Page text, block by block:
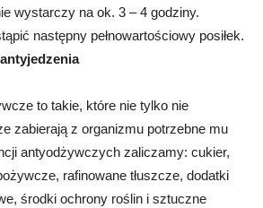
wystarczy na ok. 3 – 4 godziny.
następny pełnowartościowy posiłek.
to takie, które nie tylko nie
zabierają z organizmu potrzebne mu
antyodżywczych zaliczamy: cukier,
rafinowane tłuszcze, dodatki
środki ochrony roślin i sztuczne